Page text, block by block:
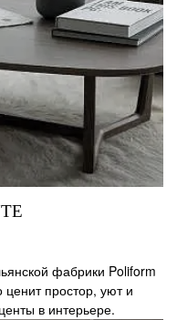
фабрики Poliform
ценит простор, уют и
в интерьере.